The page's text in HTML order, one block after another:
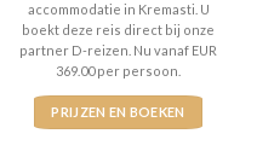
accommodatie in Kremasti. U
boekt deze reis direct bij onze
partner D-reizen. Nu vanaf EUR
369.00 per persoon.
PRIJZEN EN BOEKEN